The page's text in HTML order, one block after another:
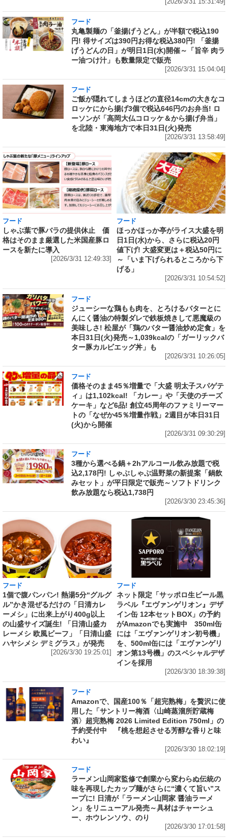
フード
丸亀製麺の「釜揚げうどん」が半額で税込190
円! 得サイズは390円お得な税込380円! 「釜揚
げうどんの日」が明日1日(水)開催～「旨辛 肉ラ
ー油つけ汁」も数量限定で販売
[2026/3/31 15:04:04]
フード
ご飯が隠れてしまうほどの直径14cmの大きなコ
ロッケにから揚げ3個で税込646円のお弁当! ロ
ーソンが「高岡大仏コロッケ＆から揚げ弁当」
を北陸・東海地方で本日31日(火)発売
[2026/3/31 13:58:49]
フード
しゃぶ葉で豚バラの提供休止 価
格はそのまま厳選した米国産豚ロ
ースを新たに導入
[2026/3/31 12:49:33]
フード
ほっかほっか亭がライス大盛を明
日1日(水)から、さらに税込20円
値下げ! 大盛変更は＋税込50円に
～「いま下げられるところから下
げる」
[2026/3/31 10:54:52]
フード
ジューシーな鶏もも肉を、とろけるバターとに
んにく醤油の特製ダレで鉄板焼きして悪魔級の
美味しさ! 松屋が「鶏のバター醤油炒め定食」を
本日31日(火)発売～1,039kcalの「ガーリックバ
ター豚カルビエッグ丼」も
[2026/3/31 10:26:05]
フード
価格そのまま45％増量で「大盛 明太子スパゲテ
ィ」は1,102kcal! 「カレー」や「天使のチーズ
ケーキ」など6品! 創立45周年のファミリーマー
トの「なぜか45％増量作戦」2週目が本日31日
(火)から開催
[2026/3/31 09:30:29]
フード
3種から選べる鍋＋2hアルコール飲み放題で税
込2,178円! しゃぶしゃぶ温野菜の新提案「鍋飲
みセット」が平日限定で販売～ソフトドリンク
飲み放題なら税込1,738円
[2026/3/30 23:45:36]
フード
1個で腹パンパン! 熱湯5分“グルグ
ル”かき混ぜるだけの「日清カレ
ーメシ」に出来上がり400g以上
の山盛サイズ誕生! 「日清山盛カ
レーメシ 欧風ビーフ」「日清山盛
ハヤシメシ デミグラス」が発売
[2026/3/30 19:25:01]
フード
ネット限定「サッポロ生ビール黒
ラベル『エヴァンゲリオン』デザ
イン缶 12本セットBOX」の予約
がAmazonでも実施中 350ml缶
には「エヴァンゲリオン初号機」
を、500ml缶には「エヴァンゲリ
オン第13号機」のスペシャルデザ
インを採用
[2026/3/30 18:39:38]
フード
Amazonで、国産100％「超完熟梅」を贅沢に使
用した「サントリー梅酒〈山崎蒸溜所貯蔵梅
酒〉超完熟梅 2026 Limited Edition 750ml」の
予約受付中 『桃を想起させる芳醇な香りと味
わい』
[2026/3/30 18:02:19]
フード
ラーメン山岡家監修で創業から変わらぬ伝統の
味を再現したカップ麺がさらに“濃くて旨い”ス
ープに! 日清が「ラーメン山岡家 醤油ラーメ
ン」をリニューアル発売～具材はチャーシュ
ー、ホウレンソウ、のり
[2026/3/30 17:01:58]